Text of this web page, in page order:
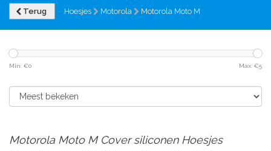
Terug Hoesjes Motorola Motorola Moto M
Min: €0 Max: €5
Motorola Moto M Cover siliconen Hoesjes